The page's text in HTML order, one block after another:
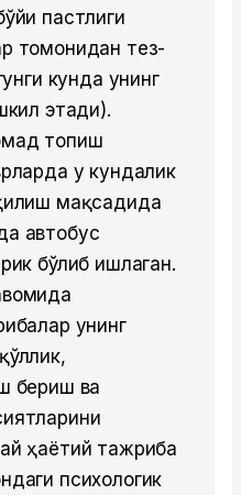
пастлиги
томонидан тез-
кунда унинг
этади).
топиш
у кундалик
мақсадида
автобус
бўлиб ишлаган.
унинг
бериш ва
ҳаётий тажриба
психологик